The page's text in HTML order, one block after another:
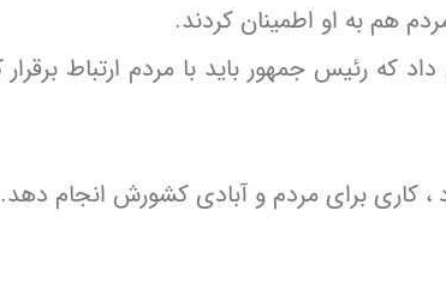
هم به او اطمینان کردند.
رئیس جمهور باید با مردم ارتباط برقرار
، کاری برای مردم و آبادی کشورش انجام دهد.